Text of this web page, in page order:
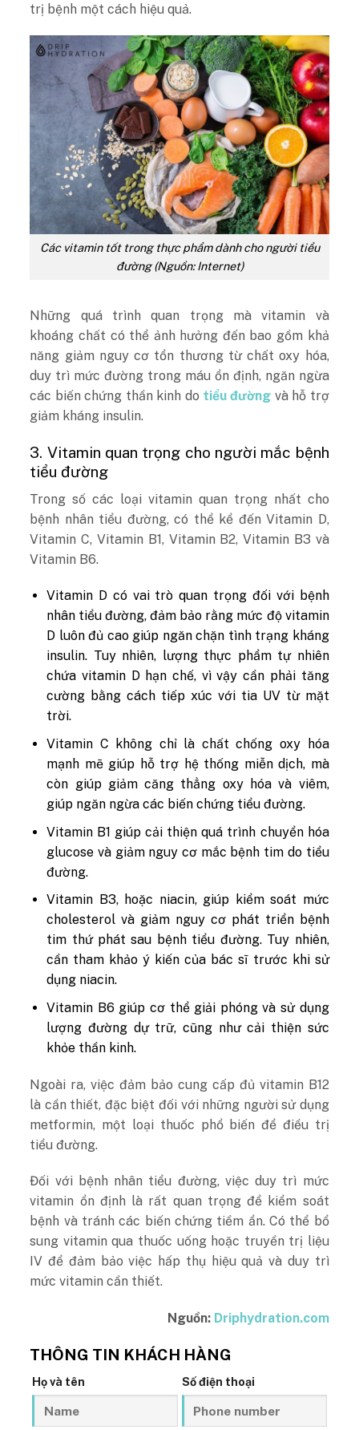
trị bệnh một cách hiệu quả.
Các vitamin tốt trong thực phẩm dành cho người tiểu
đường (Nguồn: Internet)
Những quá trình quan trọng mà vitamin và
khoáng chất có thể ảnh hưởng đến bao gồm khả
năng giảm nguy cơ tổn thương từ chất oxy hóa,
duy trì mức đường trong máu ổn định, ngăn ngừa
các biến chứng thần kinh do tiểu đường và hỗ trợ
giảm kháng insulin.
3. Vitamin quan trọng cho người mắc bệnh
tiểu đường
Trong số các loại vitamin quan trọng nhất cho
bệnh nhân tiểu đường, có thể kể đến Vitamin D,
Vitamin C, Vitamin B1, Vitamin B2, Vitamin B3 và
Vitamin B6.
Vitamin D có vai trò quan trọng đối với bệnh
nhân tiểu đường, đảm bảo rằng mức độ vitamin
D luôn đủ cao giúp ngăn chặn tình trạng kháng
insulin. Tuy nhiên, lượng thực phẩm tự nhiên
chứa vitamin D hạn chế, vì vậy cần phải tăng
cường bằng cách tiếp xúc với tia UV từ mặt
trời.
Vitamin C không chỉ là chất chống oxy hóa
mạnh mẽ giúp hỗ trợ hệ thống miễn dịch, mà
còn giúp giảm căng thẳng oxy hóa và viêm,
giúp ngăn ngừa các biến chứng tiểu đường.
Vitamin B1 giúp cải thiện quá trình chuyển hóa
glucose và giảm nguy cơ mắc bệnh tim do tiểu
đường.
Vitamin B3, hoặc niacin, giúp kiểm soát mức
cholesterol và giảm nguy cơ phát triển bệnh
tim thứ phát sau bệnh tiểu đường. Tuy nhiên,
cần tham khảo ý kiến của bác sĩ trước khi sử
dụng niacin.
Vitamin B6 giúp cơ thể giải phóng và sử dụng
lượng đường dự trữ, cũng như cải thiện sức
khỏe thần kinh.
Ngoài ra, việc đảm bảo cung cấp đủ vitamin B12
là cần thiết, đặc biệt đối với những người sử dụng
metformin, một loại thuốc phổ biến để điều trị
tiểu đường.
Đối với bệnh nhân tiểu đường, việc duy trì mức
vitamin ổn định là rất quan trọng để kiểm soát
bệnh và tránh các biến chứng tiềm ẩn. Có thể bổ
sung vitamin qua thuốc uống hoặc truyền trị liệu
IV để đảm bảo việc hấp thụ hiệu quả và duy trì
mức vitamin cần thiết.
Nguồn: Driphydration.com
THÔNG TIN KHÁCH HÀNG
Họ và tên Số điện thoại